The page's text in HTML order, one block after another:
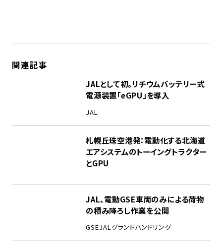
関連記事
JALとして初。リチウムバッテリー式
電源装置「eGPU」を導入
JAL
札幌丘珠空港発：電動化する北海道
エアシステムのトーイングトラクター
とGPU
JAL、電動GSE車両のみによる荷物
の積み降ろし作業を公開
GSEJALグランドハンドリング